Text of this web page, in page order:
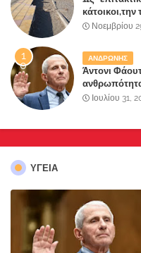
Παραλιακής
Νοεμβρίου
ΑΝΔΡΩΝΗΣ
Άντονι
«αγίου» της
Ιουλίου 31,
ΥΓΕΙΑ